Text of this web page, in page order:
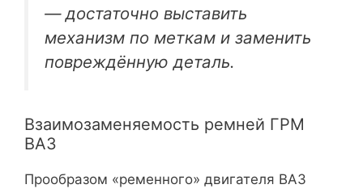
— достаточно выставить
механизм по меткам и заменить
повреждённую деталь.
Взаимозаменяемость ремней ГРМ
ВАЗ
Прообразом «ременного» двигателя ВАЗ